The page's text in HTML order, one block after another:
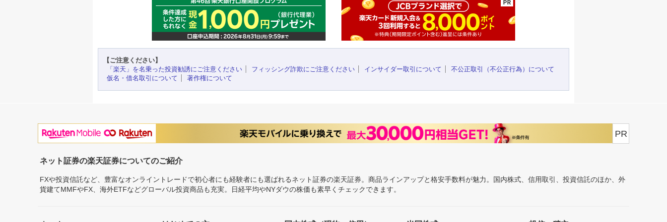
【ご注意ください】
「楽天」を名乗った投資勧誘にご注意ください
フィッシング詐欺にご注意ください インサイダー取引について
不公正取引（不公正行為）について
仮名・借名取引について
著作権について
PR
ネット証券の楽天証券についてのご紹介
FXや投資信託など、豊富なオンライントレードで初心者にも経験者にも選ばれるネット証券の楽天証券。商品ラインアップと格安手数料が魅力。国内株式、信用取引、投資信託のほか、外
貨建てMMFやFX、海外ETFなどグローバル投資商品も充実。日経平均やNYダウの株価も素早くチェックできます。